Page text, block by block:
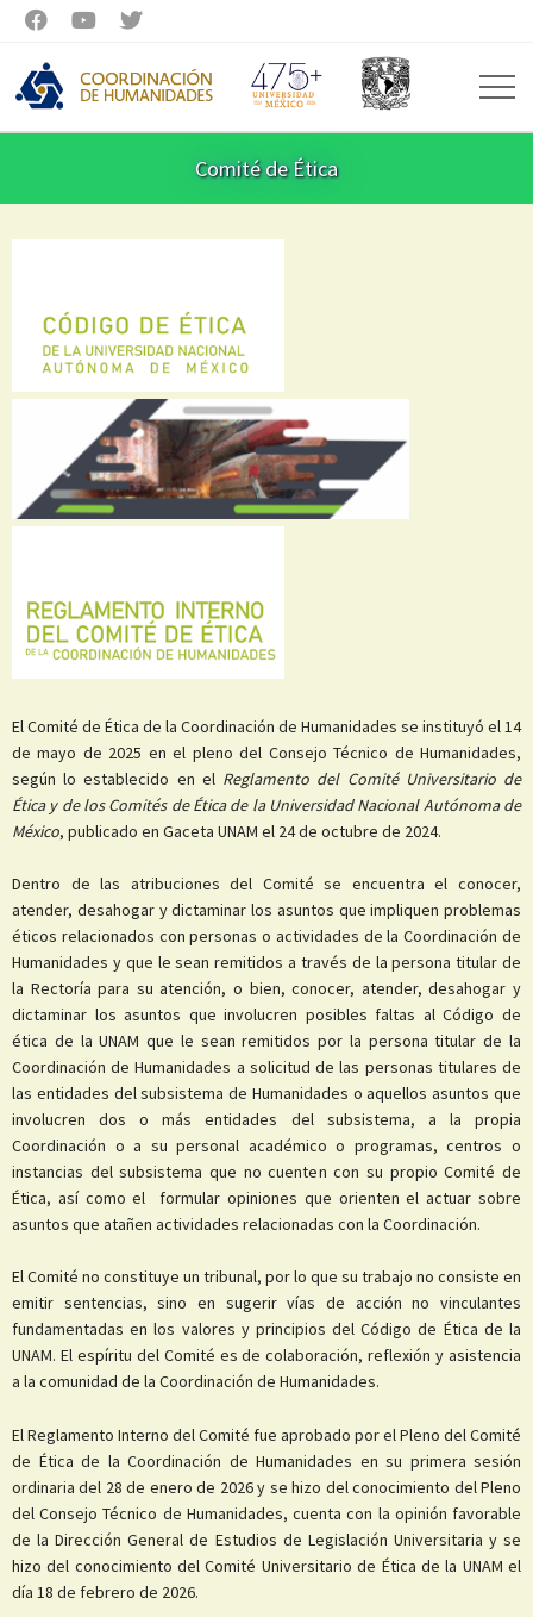
  
Comité de Ética
El Comité de Ética de la Coordinación de Humanidades se instituyó el 14
de mayo de 2025 en el pleno del Consejo Técnico de Humanidades,
según lo establecido en el Reglamento del Comité Universitario de
Ética y de los Comités de Ética de la Universidad Nacional Autónoma de
México, publicado en Gaceta UNAM el 24 de octubre de 2024.
Dentro de las atribuciones del Comité se encuentra el conocer,
atender, desahogar y dictaminar los asuntos que impliquen problemas
éticos relacionados con personas o actividades de la Coordinación de
Humanidades y que le sean remitidos a través de la persona titular de
la Rectoría para su atención, o bien, conocer, atender, desahogar y
dictaminar los asuntos que involucren posibles faltas al Código de
ética de la UNAM que le sean remitidos por la persona titular de la
Coordinación de Humanidades a solicitud de las personas titulares de
las entidades del subsistema de Humanidades o aquellos asuntos que
involucren dos o más entidades del subsistema, a la propia
Coordinación o a su personal académico o programas, centros o
instancias del subsistema que no cuenten con su propio Comité de
Ética, así como el formular opiniones que orienten el actuar sobre
asuntos que atañen actividades relacionadas con la Coordinación.
El Comité no constituye un tribunal, por lo que su trabajo no consiste en
emitir sentencias, sino en sugerir vías de acción no vinculantes
fundamentadas en los valores y principios del Código de Ética de la
UNAM. El espíritu del Comité es de colaboración, reflexión y asistencia
a la comunidad de la Coordinación de Humanidades.
El Reglamento Interno del Comité fue aprobado por el Pleno del Comité
de Ética de la Coordinación de Humanidades en su primera sesión
ordinaria del 28 de enero de 2026 y se hizo del conocimiento del Pleno
del Consejo Técnico de Humanidades, cuenta con la opinión favorable
de la Dirección General de Estudios de Legislación Universitaria y se
hizo del conocimiento del Comité Universitario de Ética de la UNAM el
día 18 de febrero de 2026.